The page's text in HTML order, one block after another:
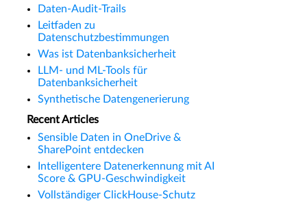
Daten-Audit-Trails
Leitfaden zu
Datenschutzbestimmungen
Was ist Datenbanksicherheit
LLM- und ML-Tools für
Datenbanksicherheit
Synthetische Datengenerierung
Recent Articles
Sensible Daten in OneDrive &
SharePoint entdecken
Intelligentere Datenerkennung mit AI
Score & GPU-Geschwindigkeit
Vollständiger ClickHouse-Schutz